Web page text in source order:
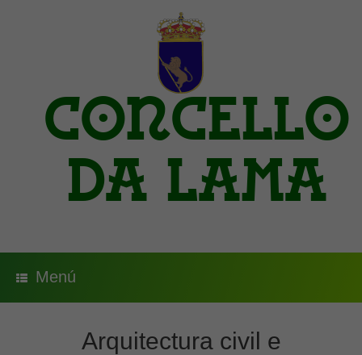
Concello
da Lama
Menú
Arquitectura civil e